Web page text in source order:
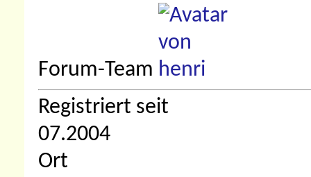
Forum-Team
Registriert seit
07.2004
Ort